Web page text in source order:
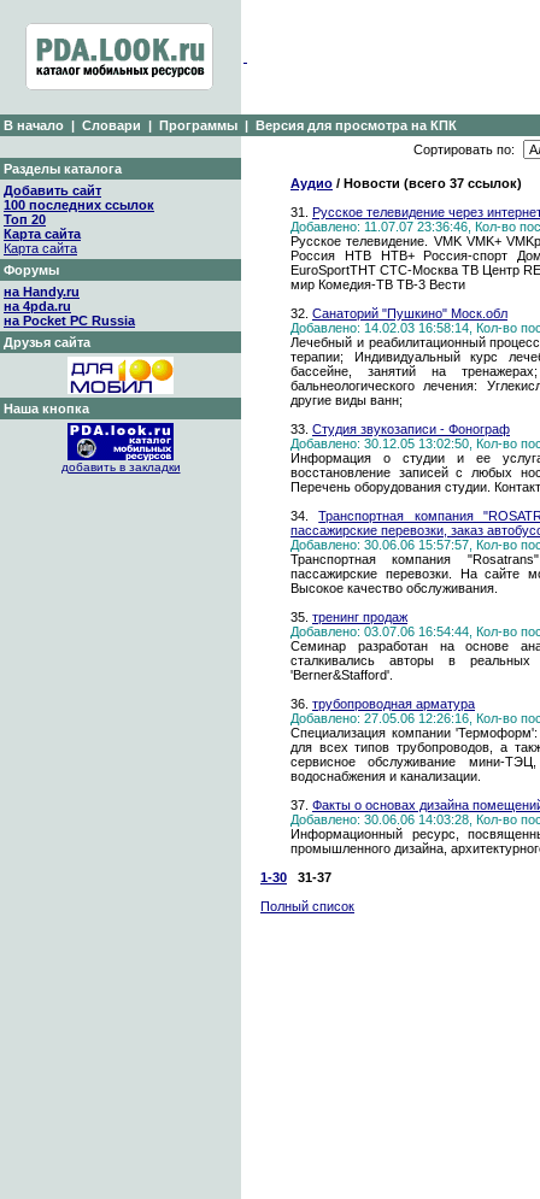
В начало | Словари | Программы | Версия для просмотра на КПК
Разделы каталога
Добавить сайт
100 последних ссылок
Топ 20
Карта сайта
Карта сайта
Форумы
на Handy.ru
на 4pda.ru
на Pocket PC Russia
Друзья сайта
Наша кнопка
добавить в закладки
Сортировать по:
Аудио / Новости (всего 37 ссылок)
31. Русское телевидение через
Добавлено: 11.07.07 23:36:46, Кол-во
Русское телевидение. VMK VMK+
Россия НТВ НТВ+ Россия-спорт
EuroSportТНТ СТС-Москва ТВ Центр
мир Комедия-ТВ ТВ-3 Вести
32. Санаторий "Пушкино" Моск.обл
Добавлено: 14.02.03 16:58:14, Кол-во
Лечебный и реабилитационный
терапии; Индивидуальный курс
бассейне, занятий на
бальнеологического лечения:
другие виды ванн;
33. Студия звукозаписи - Фонограф
Добавлено: 30.12.05 13:02:50, Кол-во
Информация о студии и ее
восстановление записей с любых
Перечень оборудования студии.
34.Транспортная компания
пассажирские перевозки, заказ
Добавлено: 30.06.06 15:57:57, Кол-во
Транспортная компания
пассажирские перевозки. На сайте
Высокое качество обслуживания.
35. тренинг продаж
Добавлено: 03.07.06 16:54:44, Кол-во
Семинар разработан на основе
сталкивались авторы в реальных
'Berner&Stafford'.
36. трубопроводная арматура
Добавлено: 27.05.06 12:26:16, Кол-во
Специализация компании
для всех типов трубопроводов, а
сервисное обслуживание мини-
водоснабжения и канализации.
37. Факты о основах дизайна
Добавлено: 30.06.06 14:03:28, Кол-во
Информационный ресурс,
промышленного дизайна,
1-30
31-37
Полный список